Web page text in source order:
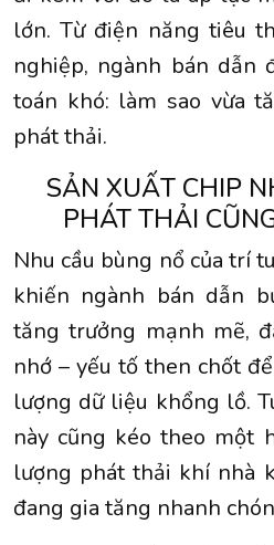
lớn. Từ điện năng tiêu
nghiệp, ngành bán dẫn
toán khó: làm sao vừa
phát thải.
SẢN XUẤT CHIP
PHÁT THẢI
Nhu cầu bùng nổ của trí
khiến ngành bán dẫn
tăng trưởng mạnh mẽ,
nhớ – yếu tố then chốt
lượng dữ liệu khổng lồ.
này cũng kéo theo một
lượng phát thải khí nhà
đang gia tăng nhanh